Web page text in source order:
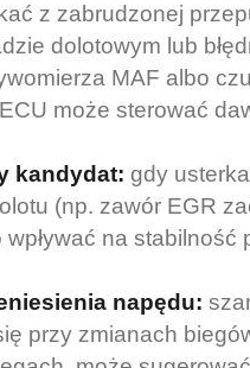
z zabrudzonej
dolotowym lub
MAF albo
może sterować
kandydat: gdy
(np. zawór EGR
na stabilność
napędu:
przy zmianach